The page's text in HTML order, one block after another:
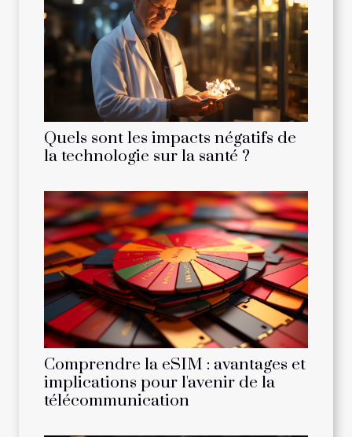
Quels sont les impacts négatifs de
la technologie sur la santé ?
Comprendre la eSIM : avantages et
implications pour l'avenir de la
télécommunication